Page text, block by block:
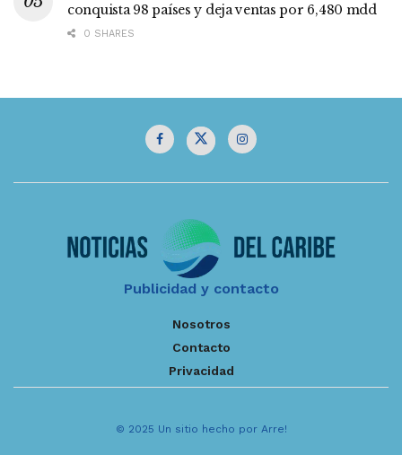
conquista 98 países y deja ventas por 6,480 mdd
0 SHARES
Publicidad y contacto
Nosotros
Contacto
Privacidad
© 2025 Un sitio hecho por Arre!